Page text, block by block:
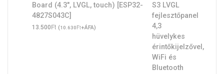
Board (4.3", LVGL, touch) [ESP32-
4827S043C]
13.500Ft (10.630Ft+ÁFA)